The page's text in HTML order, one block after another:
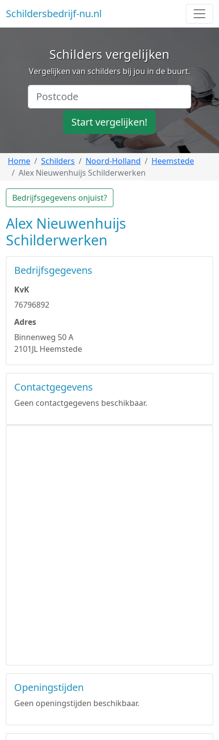
Schildersbedrijf-nu.nl
Schilders vergelijken
Vergelijken van schilders bij jou in de buurt.
Start vergelijken!
Home Schilders Noord-Holland
Heemstede
Alex Nieuwenhuijs Schilderwerken
Bedrijfsgegevens onjuist?
Alex Nieuwenhuijs
Schilderwerken
Bedrijfsgegevens
KvK
76796892
Adres
Binnenweg 50 A
2101JL Heemstede
Contactgegevens
Geen contactgegevens beschikbaar.
Openingstijden
Geen openingstijden beschikbaar.